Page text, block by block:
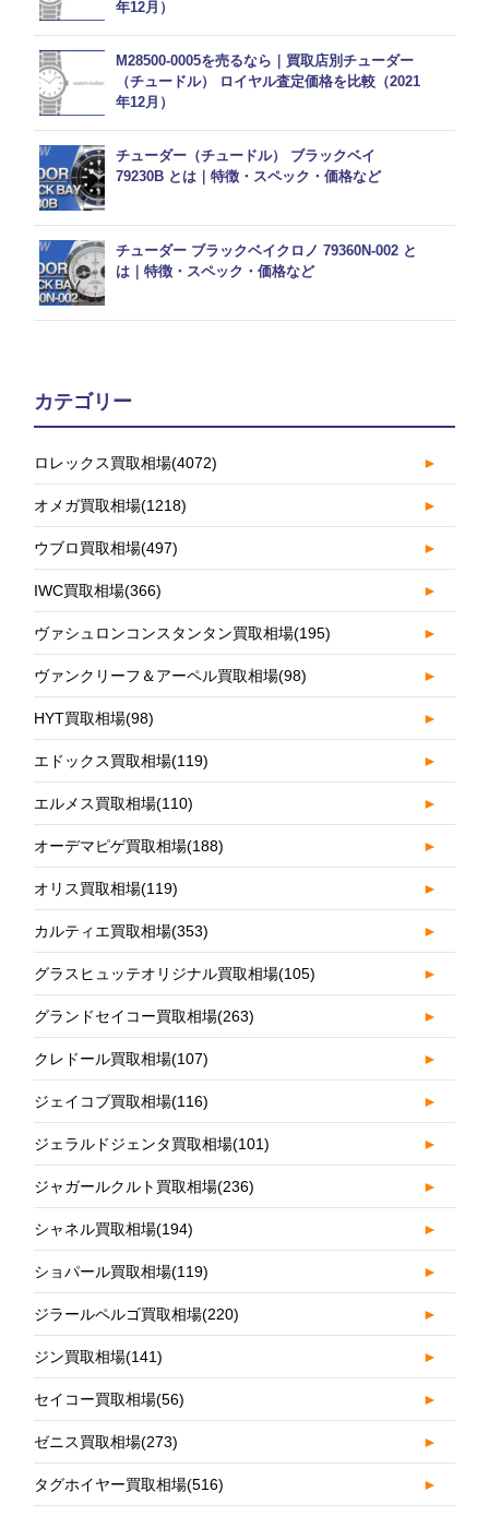
年12月）
M28500-0005を売るなら｜買取店別チューダー
（チュードル） ロイヤル査定価格を比較（2021
年12月）
チューダー（チュードル） ブラックベイ
79230B とは｜特徴・スペック・価格など
チューダー ブラックベイクロノ 79360N-002 と
は｜特徴・スペック・価格など
カテゴリー
ロレックス買取相場(4072) ►
オメガ買取相場(1218) ►
ウブロ買取相場(497) ►
IWC買取相場(366) ►
ヴァシュロンコンスタンタン買取相場(195) ►
ヴァンクリーフ＆アーペル買取相場(98) ►
HYT買取相場(98) ►
エドックス買取相場(119) ►
エルメス買取相場(110) ►
オーデマピゲ買取相場(188) ►
オリス買取相場(119) ►
カルティエ買取相場(353) ►
グラスヒュッテオリジナル買取相場(105) ►
グランドセイコー買取相場(263) ►
クレドール買取相場(107) ►
ジェイコブ買取相場(116) ►
ジェラルドジェンタ買取相場(101) ►
ジャガールクルト買取相場(236) ►
シャネル買取相場(194) ►
ショパール買取相場(119) ►
ジラールペルゴ買取相場(220) ►
ジン買取相場(141) ►
セイコー買取相場(56) ►
ゼニス買取相場(273) ►
タグホイヤー買取相場(516) ►